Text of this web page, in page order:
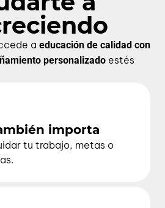
a educación de calidad con
personalizado estés
importa
tu trabajo, metas o